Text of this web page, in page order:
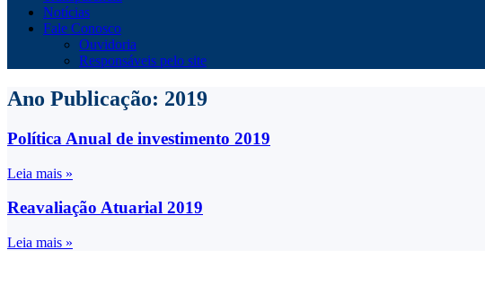
Notícias
Fale Conosco
Ouvidoria
Responsáveis pelo site
Ano Publicação: 2019
Política Anual de investimento 2019
Leia mais »
Reavaliação Atuarial 2019
Leia mais »